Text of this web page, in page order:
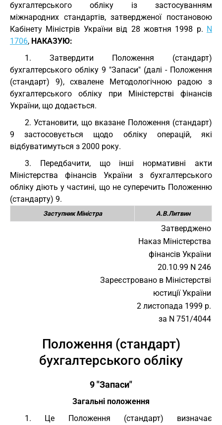
бухгалтерського обліку із застосуванням
міжнародних стандартів, затвердженої постановою
Кабінету Міністрів України від 28 жовтня 1998 р. N
1706, НАКАЗУЮ:
1. Затвердити Положення (стандарт)
бухгалтерського обліку 9 "Запаси" (далі - Положення
(стандарт) 9), схвалене Методологічною радою з
бухгалтерського обліку при Міністерстві фінансів
України, що додається.
2. Установити, що вказане Положення (стандарт)
9 застосовується щодо обліку операцій, які
відбуватимуться з 2000 року.
3. Передбачити, що інші нормативні акти
Міністерства фінансів України з бухгалтерського
обліку діють у частині, що не суперечить Положенню
(стандарту) 9.
Заступник Міністра А.В.Литвин
Затверджено
Наказ Міністерства
фінансів України
20.10.99 N 246
Зареєстровано в Міністерстві
юстиції України
2 листопада 1999 р.
за N 751/4044
Положення (стандарт)
бухгалтерського обліку
9 "Запаси"
Загальні положення
1. Це Положення (стандарт) визначає